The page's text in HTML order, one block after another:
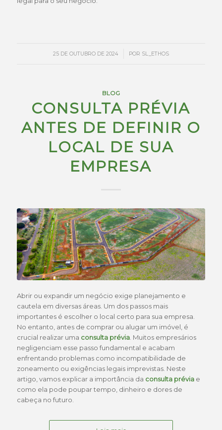
25 DE OUTUBRO DE 2024
/ POR SL_ETHOS
BLOG
CONSULTA PRÉVIA
ANTES DE DEFINIR O
LOCAL DE SUA
EMPRESA
Abrir ou expandir um negócio exige planejamento e
cautela em diversas áreas. Um dos passos mais
importantes é escolher o local certo para sua empresa.
No entanto, antes de comprar ou alugar um imóvel, é
crucial realizar uma consulta prévia. Muitos empresários
negligenciam esse passo fundamental e acabam
enfrentando problemas como incompatibilidade de
zoneamento ou exigências legais imprevistas. Neste
artigo, vamos explicar a importância da consulta préviae
como ela pode poupar tempo, dinheiro e dores de
cabeça no futuro.